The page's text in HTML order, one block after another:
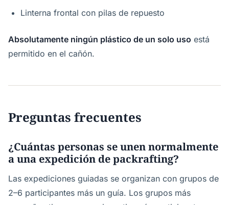
Linterna frontal con pilas de repuesto
Absolutamente ningún plástico de un solo uso está
permitido en el cañón.
Preguntas frecuentes
¿Cuántas personas se unen normalmente
a una expedición de packrafting?
Las expediciones guiadas se organizan con grupos de
2–6 participantes más un guía. Los grupos más